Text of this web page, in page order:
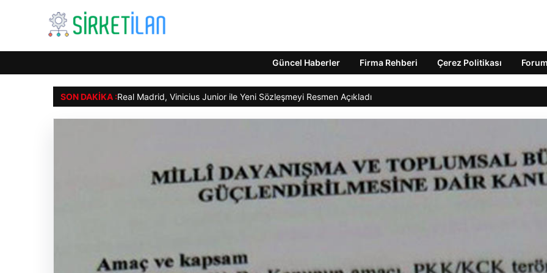
Güncel Haberler Firma Rehberi Çerez Politikası
SON DAKIKA :Real Madrid, Vinicius Junior ile Yeni Sözleşmeyi Resmen Açıkladı